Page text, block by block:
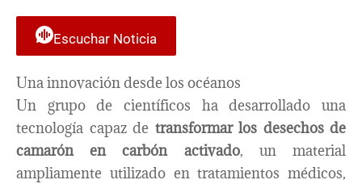
Escuchar Noticia
Una innovación desde los océanos
Un grupo de científicos ha desarrollado una
tecnología capaz de transformar los desechos de
camarón en carbón activado, un material
ampliamente utilizado en tratamientos médicos,